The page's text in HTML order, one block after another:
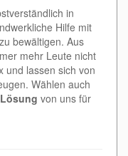
in
Hilfe mit
bewältigen. Aus
mehr Leute nicht
und lassen sich von
Wählen auch
von uns für